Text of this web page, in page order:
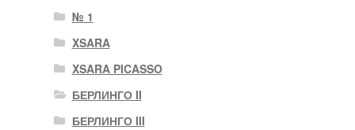
№ 1
XSARA
XSARA PICASSO
БЕРЛИНГО II
БЕРЛИНГО III